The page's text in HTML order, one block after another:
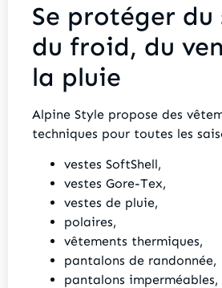
Se protéger du
du froid, du
la pluie
Alpine Style propose des
techniques pour toutes les
vestes SoftShell,
vestes Gore-Tex,
vestes de pluie,
polaires,
vêtements thermiques,
pantalons de randonnée,
pantalons imperméables,